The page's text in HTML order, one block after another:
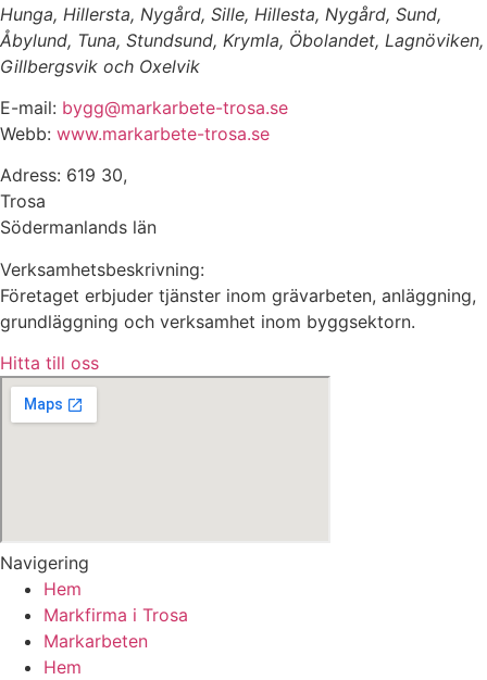
Hunga, Hillersta, Nygård, Sille, Hillesta, Nygård, Sund,
Åbylund, Tuna, Stundsund, Krymla, Öbolandet, Lagnöviken,
Gillbergsvik och Oxelvik
E-mail: bygg@markarbete-trosa.se
Webb: www.markarbete-trosa.se
Adress: 619 30,
Trosa
Södermanlands län
Verksamhetsbeskrivning:
Företaget erbjuder tjänster inom grävarbeten, anläggning,
grundläggning och verksamhet inom byggsektorn.
Hitta till oss
Navigering
Hem
Markfirma i Trosa
Markarbeten
Hem